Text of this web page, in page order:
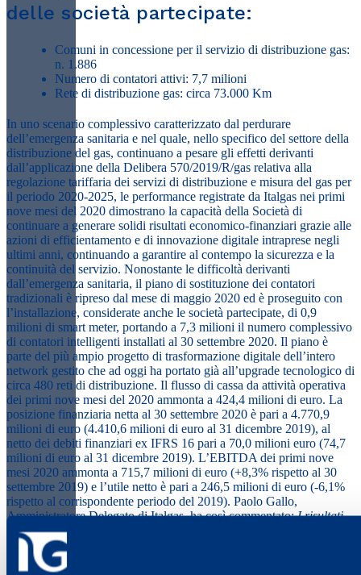
delle società partecipate:
Comuni in concessione per il servizio di distribuzione gas:
n. 1.886
Numero di contatori attivi: 7,7 milioni
Rete di distribuzione gas: circa 73.000 Km
In uno scenario complessivo caratterizzato dal perdurare
dell’emergenza sanitaria e nel quale, nello specifico del settore della
distribuzione del gas, continuano a pesare gli effetti derivanti
dall’applicazione della Delibera 570/2019/R/gas relativa alla
regolazione tariffaria dei servizi di distribuzione e misura del gas per
il periodo 2020-2025, le performance registrate da Italgas nei primi
nove mesi del 2020 dimostrano la capacità della Società di
continuare a generare solidi risultati economico-finanziari grazie alle
azioni di efficientamento e di innovazione digitale intraprese negli
ultimi anni, continuando a garantire al contempo la sicurezza e la
continuità del servizio. Nonostante le difficoltà derivanti
dall’emergenza sanitaria, il piano di sostituzione dei contatori
tradizionali è ripreso dal mese di maggio 2020 ed è proseguito con
l’installazione, considerate anche le società partecipate, di 0,9
milioni di smart meter, portando a 7,3 milioni il numero complessivo
di contatori intelligenti installati al 30 settembre 2020. Il piano è
parte del più ampio progetto di trasformazione digitale dell’intero
network gestito che ad oggi ha portato già all’upgrade tecnologico di
circa 480 reti di distribuzione. Il flusso di cassa da attività operativa
dei primi nove mesi del 2020 ammonta a 424,4 milioni di euro. La
posizione finanziaria netta al 30 settembre 2020 è pari a 4.770,9
milioni di euro (4.410,6 milioni di euro al 31 dicembre 2019), al
netto dei debiti finanziari ex IFRS 16 pari a 70,0 milioni euro (74,7
milioni di euro al 31 dicembre 2019). L’EBITDA dei primi nove
mesi 2020 ammonta a 715,7 milioni di euro (+8,3% rispetto al 30
settembre 2019) e l’utile netto è pari a 246,5 milioni di euro (-6,1%
rispetto al corrispondente periodo del 2019). Paolo Gallo,
Amministratore Delegato di Italgas, ha così commentato:I risultati
al 30 settembre 2020 confermano la validità delle scelte strategiche
effettuate dalla Società anche a fronte del protrarsi dell’emergenza
sanitaria e agli effetti fortemente penalizzanti della regolazione